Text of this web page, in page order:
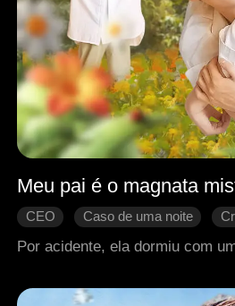
Meu pai é o magnata
CEO Caso de uma noite